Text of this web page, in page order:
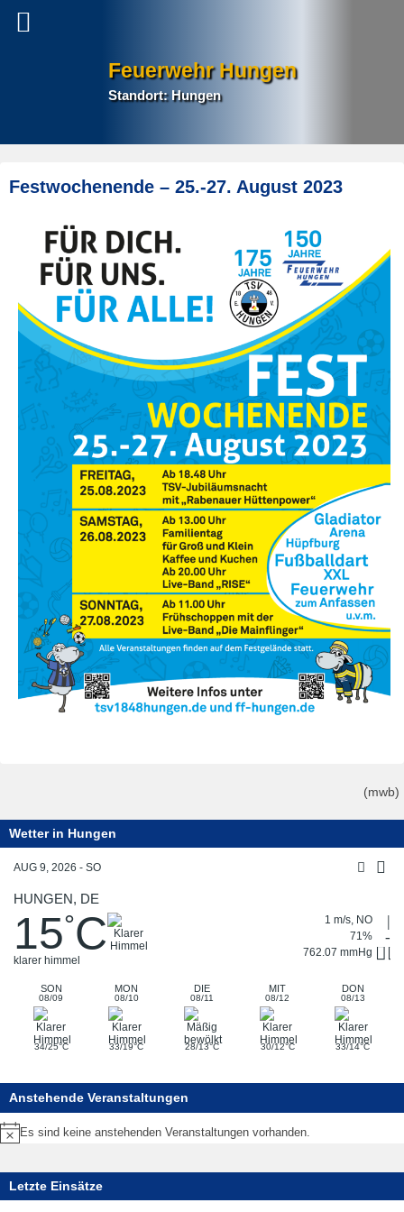
Feuerwehr Hungen
Standort: Hungen
Festwochenende – 25.-27. August 2023
(mwb)
Wetter in Hungen
AUG 9, 2026 - SO
HUNGEN, DE
15°C
klarer himmel
1 m/s, NO
71%
762.07 mmHg
SON
08/09
MON
08/10
DIE
08/11
MIT
08/12
DON
08/13
34/25°C 33/19°C 28/13°C 30/12°C 33/14°C
Anstehende Veranstaltungen
Hinweis
Es sind keine anstehenden Veranstaltungen vorhanden.
Letzte Einsätze